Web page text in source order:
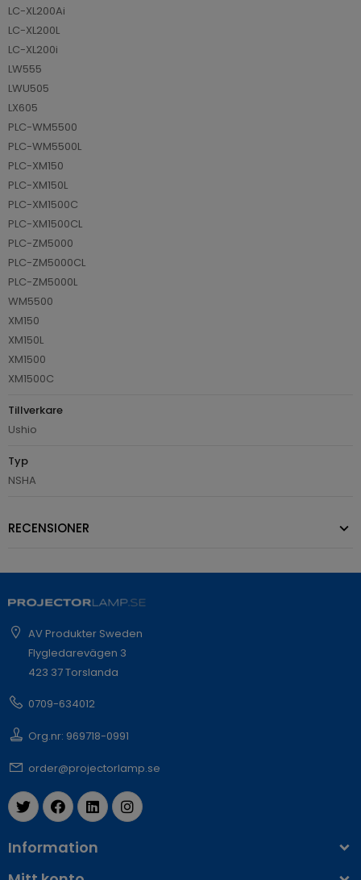
LC-XL200Ai
LC-XL200L
LC-XL200i
LW555
LWU505
LX605
PLC-WM5500
PLC-WM5500L
PLC-XM150
PLC-XM150L
PLC-XM1500C
PLC-XM1500CL
PLC-ZM5000
PLC-ZM5000CL
PLC-ZM5000L
WM5500
XM150
XM150L
XM1500
XM1500C
Tillverkare
Ushio
Typ
NSHA
RECENSIONER
AV Produkter Sweden
Flygledarevägen 3
423 37 Torslanda
0709-634012
Org.nr: 969718-0991
order@projectorlamp.se
Information